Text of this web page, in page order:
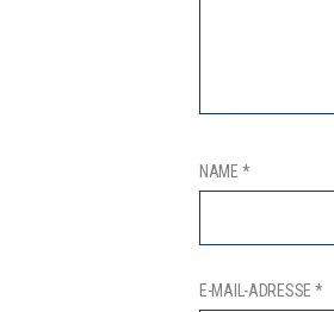
NAME *
E-MAIL-ADRESSE *